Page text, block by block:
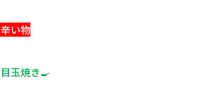
い物
玉焼き🍳